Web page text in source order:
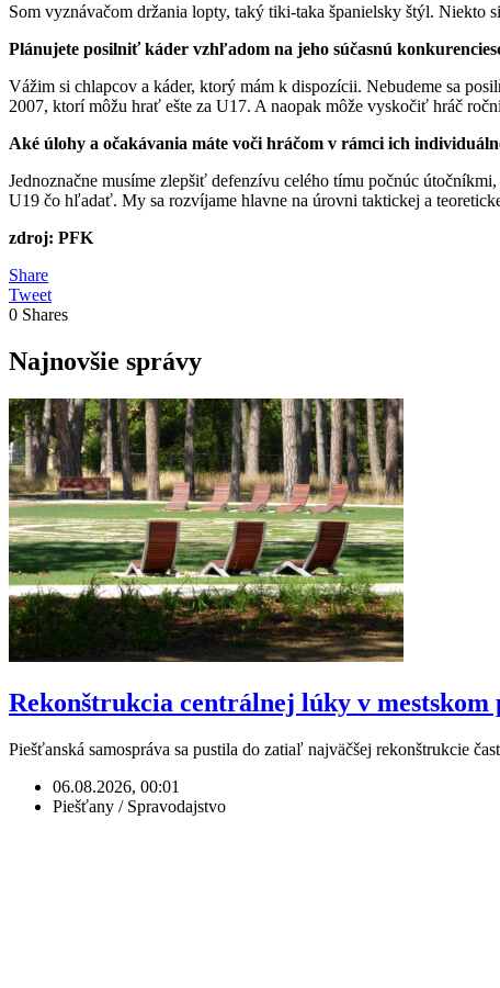
Som vyznávačom držania lopty, taký tiki-taka španielsky štýl. Niekto
Plánujete posilniť káder vzhľadom na jeho súčasnú
Vážim si chlapcov a káder, ktorý mám k dispozícii. Nebudeme sa
2007, ktorí môžu hrať ešte za U17. A naopak môže vyskočiť hráč
Aké úlohy a očakávania máte voči hráčom v rámci ich
Jednoznačne musíme zlepšiť defenzívu celého tímu počnúc
U19 čo hľadať. My sa rozvíjame hlavne na úrovni taktickej a
zdroj: PFK
Share
Tweet
0 Shares
Najnovšie správy
Rekonštrukcia centrálnej lúky v
Piešťanská samospráva sa pustila do zatiaľ najväčšej rekonštrukcie
06.08.2026, 00:01
Piešťany / Spravodajstvo